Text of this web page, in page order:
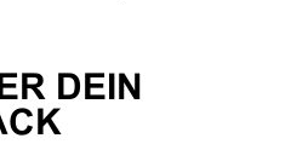
DEIN